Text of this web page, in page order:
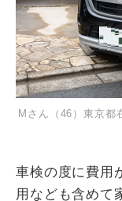
Mさん（46）東京都
車検の度に費用
用なども含めて